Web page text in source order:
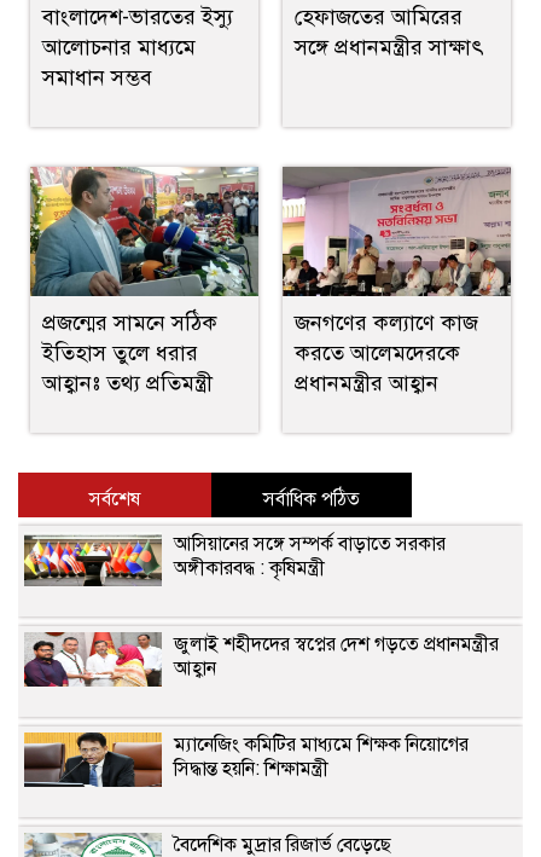
বাংলাদেশ-ভারতের ইস্যু
আলোচনার মাধ্যমে
সমাধান সম্ভব
হেফাজতের আমিরের
সঙ্গে প্রধানমন্ত্রীর সাক্ষাৎ
প্রজন্মের সামনে সঠিক
ইতিহাস তুলে ধরার
আহ্বানঃ তথ্য প্রতিমন্ত্রী
জনগণের কল্যাণে কাজ
করতে আলেমদেরকে
প্রধানমন্ত্রীর আহ্বান
সর্বশেষ
সর্বাধিক পঠিত
আসিয়ানের সঙ্গে সম্পর্ক বাড়াতে সরকার
অঙ্গীকারবদ্ধ : কৃষিমন্ত্রী
জুলাই শহীদদের স্বপ্নের দেশ গড়তে প্রধানমন্ত্রীর
আহ্বান
ম্যানেজিং কমিটির মাধ্যমে শিক্ষক নিয়োগের
সিদ্ধান্ত হয়নি: শিক্ষামন্ত্রী
বৈদেশিক মুদ্রার রিজার্ভ বেড়েছে